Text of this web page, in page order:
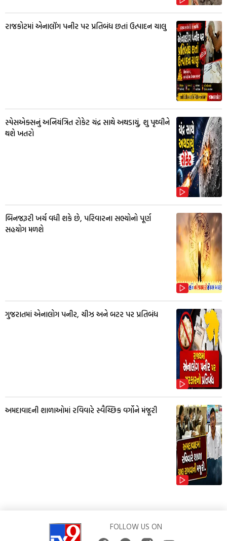
રાજકોટમાં એનાલૉગ પનીર પર પ્રતિબંધ છતાં ઉત્પાદન ચાલુ
સ્પેસએક્સનું અનિયંત્રિત રોકેટ ચંદ્ર સાથે અથડાયું, શુ પૃથ્વીને
થશે ખતરો
બિનજરૂરી ખર્ચ વધી શકે છે, પરિવારના સભ્યોનો પૂર્ણ
સહયોગ મળશે
ગુજરાતમાં એનાલોગ પનીર, ચીઝ અને બટર પર પ્રતિબંધ
અમદાવાદની શાળાઓમાં રવિવારે સ્વૈચ્છિક વર્ગોને મંજૂરી
FOLLOW US ON